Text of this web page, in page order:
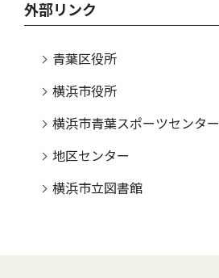
外部リンク
青葉区役所
横浜市役所
横浜市青葉スポーツセンター
地区センター
横浜市立図書館